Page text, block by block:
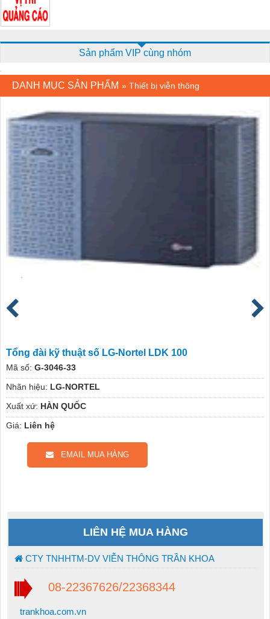
Sản phẩm VIP cùng nhóm
DANH MỤC SẢN PHẨM » Thiết bị viễn thông
Tổng đài kỹ thuật số LG-Nortel LDK 100
Mã số: G-3046-33
Nhãn hiệu: LG-NORTEL
Xuất xứ: HÀN QUỐC
Giá: Liên hệ
EMAIL MUA HÀNG
LIÊN HỆ MUA HÀNG
CTY TNHHTM-DV VIỄN THÔNG TRẦN KHOA
08-22367626/22368344
trankhoa.com.vn